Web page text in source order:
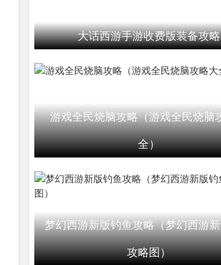
大话西游手游收费版装备攻略
游戏全民烧脑攻略（游戏全民烧脑
全）
梦幻西游新版钓鱼攻略（梦幻西游
攻略图）